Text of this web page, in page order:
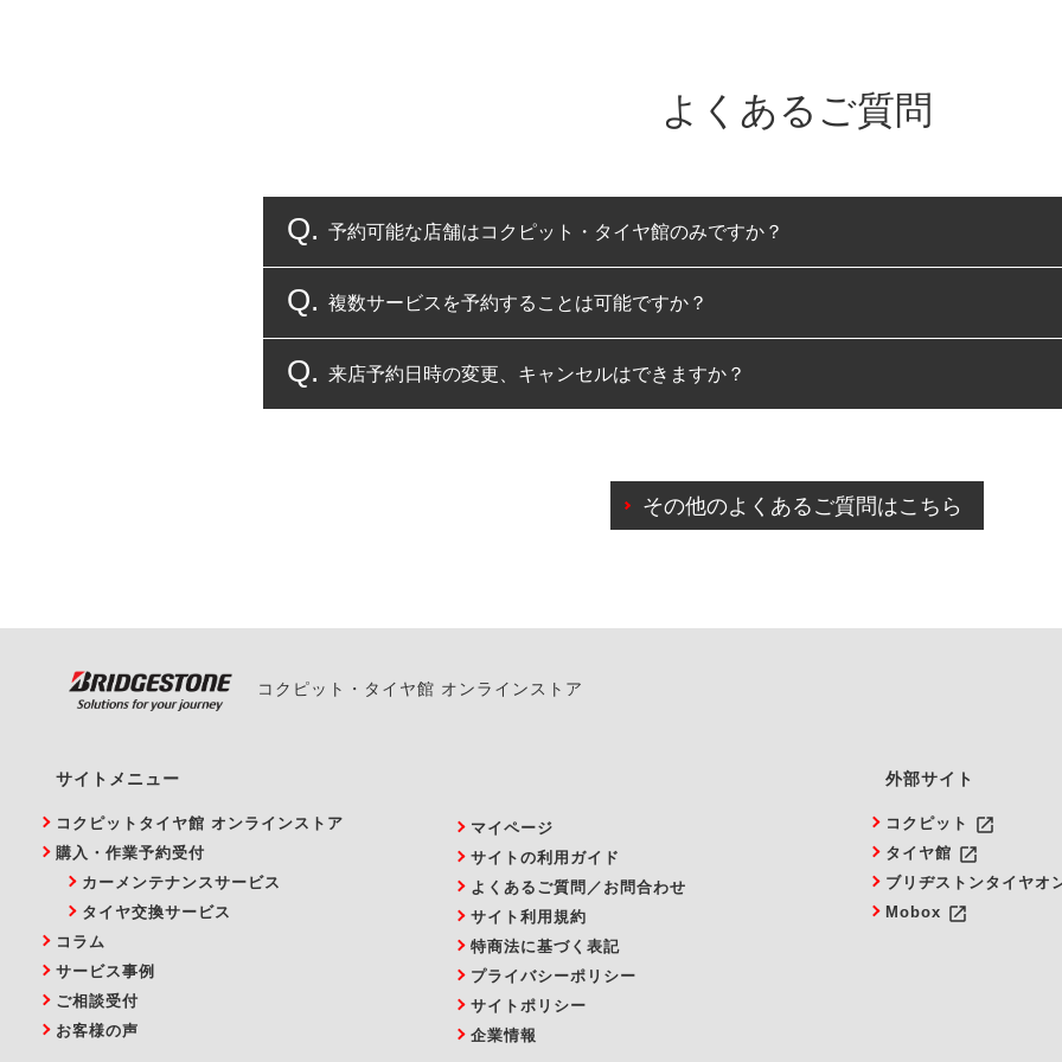
よくあるご質問
予約可能な店舗はコクピット・タイヤ館のみですか？
コクピット・タイヤ館のみとなります。
複数サービスを予約することは可能ですか？
複数サービスのご予約は可能です。
来店予約日時の変更、キャンセルはできますか？
また、やむを得ない事由によりご予約のキャンセルをご希望の際は、直接ご予約いた
その他のよくあるご質問はこちら
コクピット・タイヤ館 オンラインストア
サイトメニュー
コクピットタイヤ館 オンラインストア
購入・作業予約受付
カーメンテナンスサービス
タイヤ交換サービス
コラム
サービス事例
ご相談受付
お客様の声
マイページ
サイトの利用ガイド
よくあるご質問／お問合わせ
サイト利用規約
特商法に基づく表記
プライバシーポリシー
サイトポリシー
企業情報
外部サイト
コクピット launch
タイヤ館 launch
ブリヂストンタイヤオ
Mobox launch